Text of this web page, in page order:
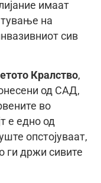
имаат
на
сив
Кралство,
од САД,
во
е едно од
опстојуваат,
ги држи сивите